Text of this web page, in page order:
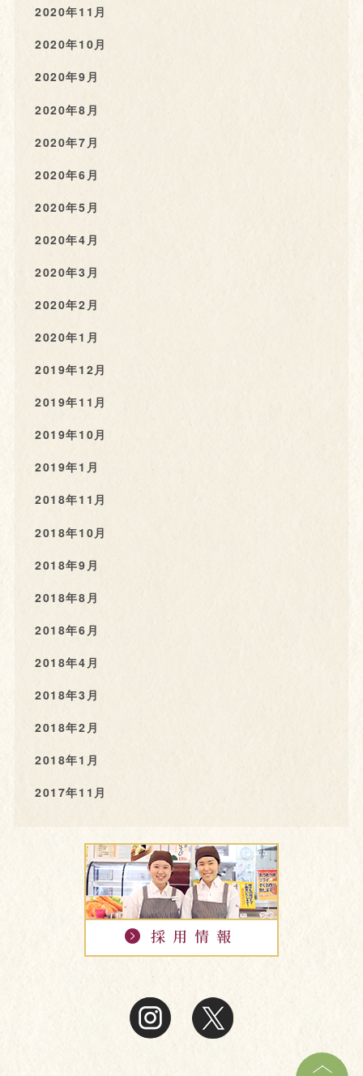
2020年11月
2020年10月
2020年9月
2020年8月
2020年7月
2020年6月
2020年5月
2020年4月
2020年3月
2020年2月
2020年1月
2019年12月
2019年11月
2019年10月
2019年1月
2018年11月
2018年10月
2018年9月
2018年8月
2018年6月
2018年4月
2018年3月
2018年2月
2018年1月
2017年11月